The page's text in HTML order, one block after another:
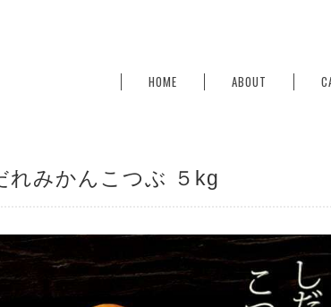
HOME ABOUT
れみかんこつぶ ５kg